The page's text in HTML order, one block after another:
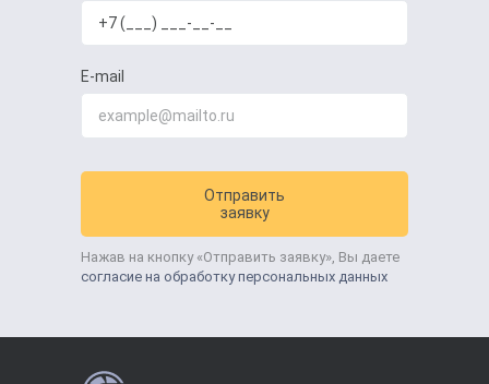
E-mail
Отправить
заявку
Нажав на кнопку «Отправить заявку», Вы даете
согласие на обработку персональных данных